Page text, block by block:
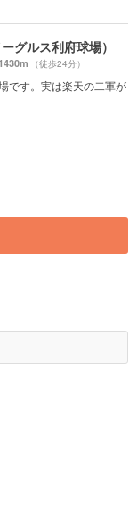
グルス利府球場）
（徒歩24分）
です。実は楽天の二軍が